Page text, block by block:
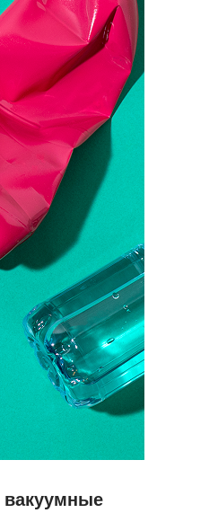
вакуумные